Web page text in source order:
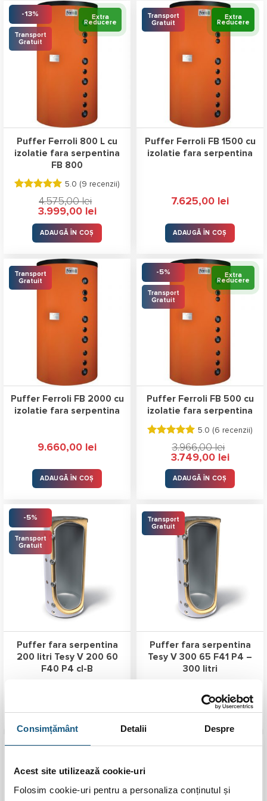
Consimțământ Detalii Despre
Acest site utilizează cookie-uri
Folosim cookie-uri pentru a personaliza conținutul și
-13%
Transport
Gratuit
Extra
Reducere
Puffer Ferroli 800 L cu
izolatie fara serpentina
FB 800
Evaluat la
stele
5.0 (9 recenzii)
4.575,00lei
Prețul
inițial
a
fost:
4.575,00 lei.
3.999,00 leiPrețul
curent
este:
ADAUGĂ ÎN COȘ
Transport
Gratuit
Extra
Reducere
Puffer Ferroli FB 1500 cu
izolatie fara serpentina
7.625,00 lei
ADAUGĂ ÎN COȘ
Transport
Gratuit
Puffer Ferroli FB 2000 cu
izolatie fara serpentina
9.660,00 lei
ADAUGĂ ÎN COȘ
-5%
Transport
Gratuit
Extra
Reducere
Puffer Ferroli FB 500 cu
izolatie fara serpentina
Evaluat la
stele
5.0 (6 recenzii)
3.966,00lei
Prețul
inițial
a
fost:
3.966,00 lei.
3.749,00 leiPrețul
curent
este:
ADAUGĂ ÎN COȘ
-5%
Transport
Gratuit
Puffer fara serpentina
200 litri Tesy V 200 60
F40 P4 cl-B
Transport
Gratuit
Puffer fara serpentina
Tesy V 300 65 F41 P4 –
300 litri
ADAUGĂ ÎN COȘ